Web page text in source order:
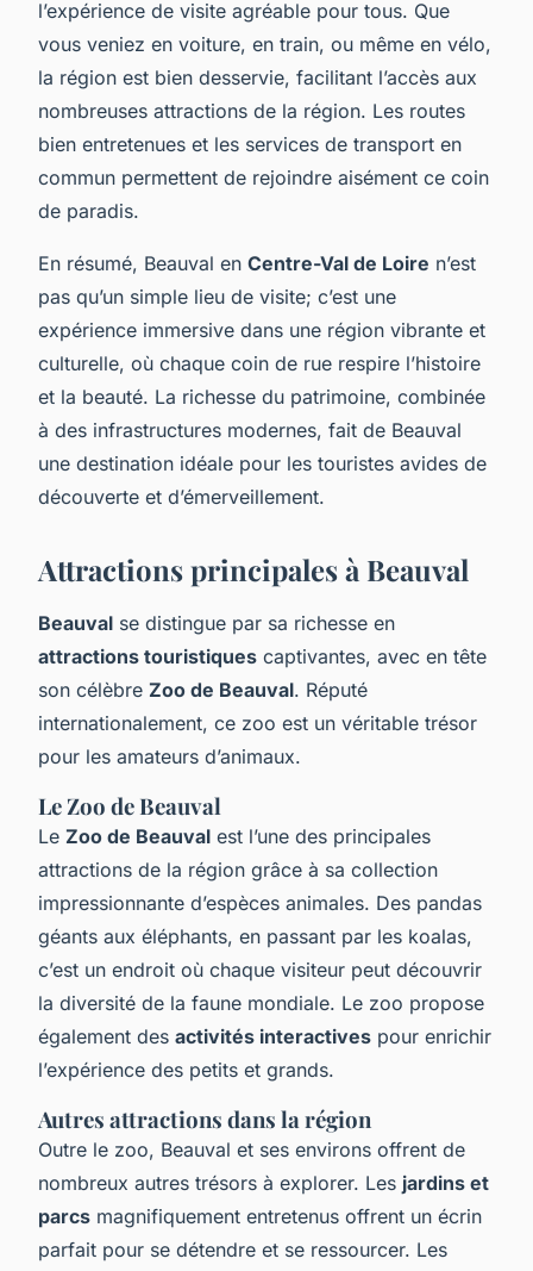
l’expérience de visite agréable pour tous. Que
vous veniez en voiture, en train, ou même en vélo,
la région est bien desservie, facilitant l’accès aux
nombreuses attractions de la région. Les routes
bien entretenues et les services de transport en
commun permettent de rejoindre aisément ce coin
de paradis.
En résumé, Beauval en Centre-Val de Loire n’est
pas qu’un simple lieu de visite; c’est une
expérience immersive dans une région vibrante et
culturelle, où chaque coin de rue respire l’histoire
et la beauté. La richesse du patrimoine, combinée
à des infrastructures modernes, fait de Beauval
une destination idéale pour les touristes avides de
découverte et d’émerveillement.
Attractions principales à Beauval
Beauval se distingue par sa richesse en
attractions touristiques captivantes, avec en tête
son célèbre Zoo de Beauval. Réputé
internationalement, ce zoo est un véritable trésor
pour les amateurs d’animaux.
Le Zoo de Beauval
Le Zoo de Beauval est l’une des principales
attractions de la région grâce à sa collection
impressionnante d’espèces animales. Des pandas
géants aux éléphants, en passant par les koalas,
c’est un endroit où chaque visiteur peut découvrir
la diversité de la faune mondiale. Le zoo propose
également des activités interactives pour enrichir
l’expérience des petits et grands.
Autres attractions dans la région
Outre le zoo, Beauval et ses environs offrent de
nombreux autres trésors à explorer. Les jardins et
parcs magnifiquement entretenus offrent un écrin
parfait pour se détendre et se ressourcer. Les